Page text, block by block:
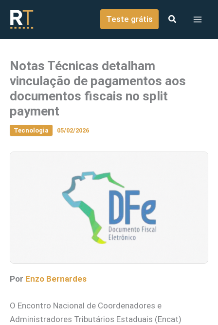
conteúdo
Teste grátis
Notas Técnicas detalham
vinculação de pagamentos aos
documentos fiscais no split
payment
Tecnologia 05/02/2026
Por Enzo Bernardes
O Encontro Nacional de Coordenadores e
Administradores Tributários Estaduais (Encat)